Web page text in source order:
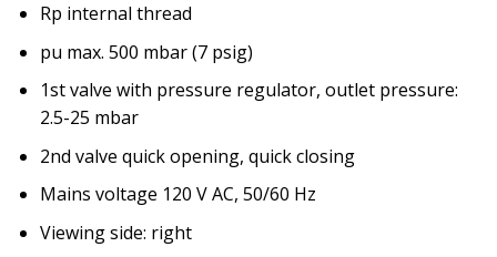
Rp internal thread
pu max. 500 mbar (7 psig)
1st valve with pressure regulator, outlet pressure:
2.5-25 mbar
2nd valve quick opening, quick closing
Mains voltage 120 V AC, 50/60 Hz
Viewing side: right